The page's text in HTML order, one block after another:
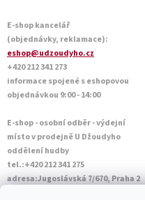
E-shop kancelář
(objednávky, reklamace):
eshop@udzoudyho.cz
+420 212 341 273
informace spojené s eshopovou
objednávkou 9:00 - 14:00
E-shop - osobní odběr - výdejní
místo v prodejně U Džoudyho
oddělení hudby
tel.:+420 212 341 275
adresa:Jugoslávská 7/670, Praha 2